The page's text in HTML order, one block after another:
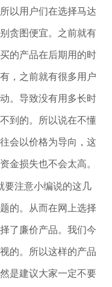
以用户们在选择马达
贪图便宜。之前就有
的产品在后期用的时
，之前就有很多用户
。导致没有用多长时
到的。所以说在不懂
会以价格为导向，这
金损失也不会太高。
要注意小编说的这几
的。从而在网上选择
了廉价产品。我们今
的。所以这样的产品
是建议大家一定不要